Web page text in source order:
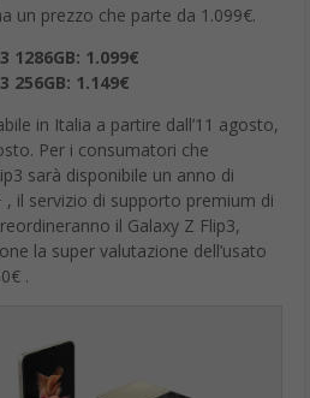
un prezzo che parte da 1.099€.
1286GB: 1.099€
256GB: 1.149€
in Italia a partire dall’11 agosto,
Per i consumatori che
sarà disponibile un anno di
, il servizio di supporto premium di
il Galaxy Z Flip3,
la super valutazione dell’usato
.